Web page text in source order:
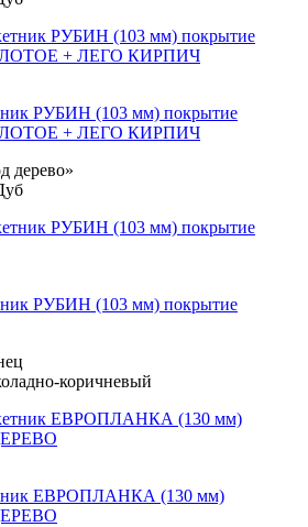
РУБИН (103 мм) покрытие
+ ЛЕГО КИРПИЧ
дерево»
РУБИН (103 мм) покрытие
коричневый
ЕВРОПЛАНКА (130 мм)